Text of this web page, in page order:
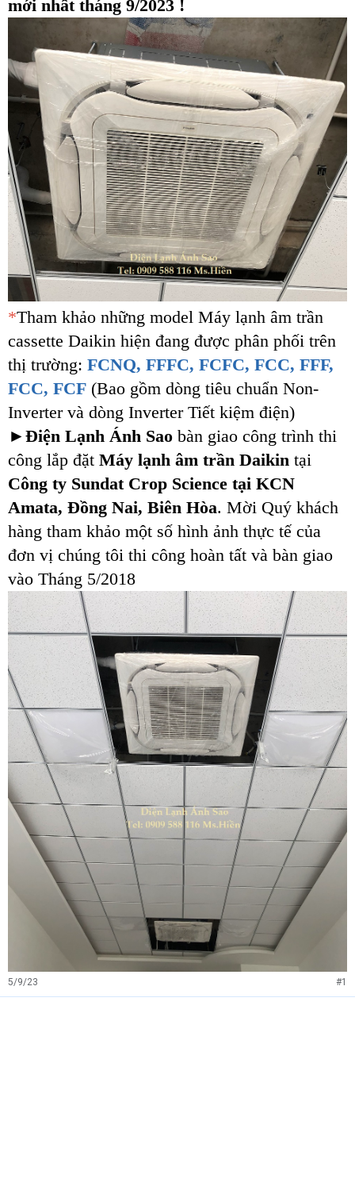
mới nhất tháng 9/2023 !
*Tham khảo những model Máy lạnh âm trần
cassette Daikin hiện đang được phân phối trên
thị trường: FCNQ, FFFC, FCFC, FCC, FFF,
FCC, FCF (Bao gồm dòng tiêu chuẩn Non-
Inverter và dòng Inverter Tiết kiệm điện)
►Điện Lạnh Ánh Sao bàn giao công trình thi
công lắp đặt Máy lạnh âm trần Daikin tại
Công ty Sundat Crop Science tại KCN
Amata, Đồng Nai, Biên Hòa. Mời Quý khách
hàng tham khảo một số hình ảnh thực tế của
đơn vị chúng tôi thi công hoàn tất và bàn giao
vào Tháng 5/2018
5/9/23 #1